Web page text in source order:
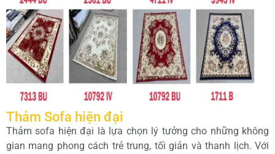
Thảm Sofa hiện đại
Thảm sofa hiện đại là lựa chọn lý tưởng cho những không
gian mang phong cách trẻ trung, tối giản và thanh lịch. Với